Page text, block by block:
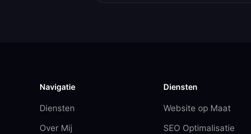
Navigatie
Diensten
Over Mij
Diensten
Website op Maat
SEO Optimalisatie